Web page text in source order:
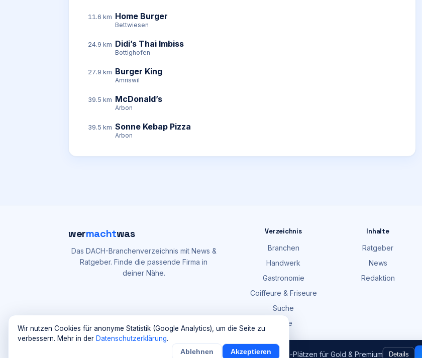
11.6 km Home Burger
Bettwiesen
24.9 km Didi’s Thai Imbiss
Bottighofen
27.9 km Burger King
Amriswil
39.5 km McDonald’s
Arbon
39.5 km Sonne Kebap Pizza
Arbon
wermachtwas
Das DACH-Branchenverzeichnis mit News &
Ratgeber. Finde die passende Firma in
deiner Nähe.
Verzeichnis
Branchen
Handwerk
Gastronomie
Coiffeure & Friseure
Suche
Karte
Inhalte
Ratgeber
News
Redaktion
Noch9von100 Gratis-Plätzen für Gold & Premium Details
Wir nutzen Cookies für anonyme Statistik (Google Analytics), um die Seite zu
verbessern. Mehr in der Datenschutzerklärung.
Ablehnen Akzeptieren